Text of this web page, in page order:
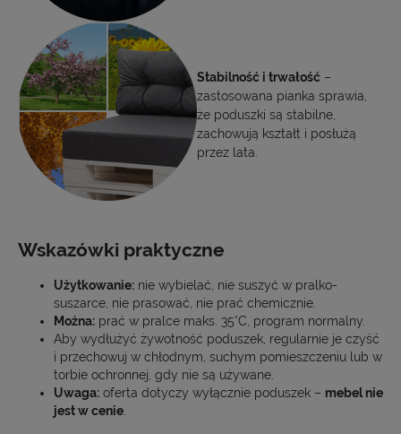
Stabilność i trwałość –
zastosowana pianka sprawia,
że poduszki są stabilne,
zachowują kształt i posłużą
przez lata.
Wskazówki praktyczne
Użytkowanie: nie wybielać, nie suszyć w pralko-
suszarce, nie prasować, nie prać chemicznie.
Można: prać w pralce maks. 35°C, program normalny.
Aby wydłużyć żywotność poduszek, regularnie je czyść
i przechowuj w chłodnym, suchym pomieszczeniu lub w
torbie ochronnej, gdy nie są używane.
Uwaga: oferta dotyczy wyłącznie poduszek – mebel nie
jest w cenie.